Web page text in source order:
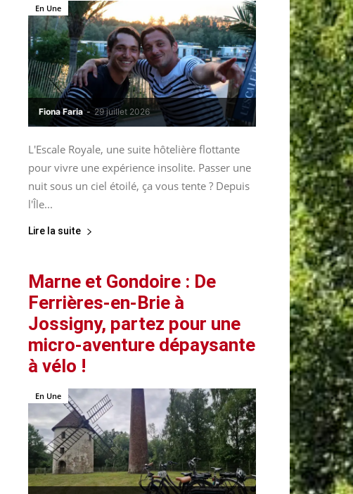
Fiona Faria - 29 juillet 2026
En Une
L'Escale Royale, une suite hôtelière flottante
pour vivre une expérience insolite. Passer une
nuit sous un ciel étoilé, ça vous tente ? Depuis
l'Île...
Lire la suite
Marne et Gondoire : De
Ferrières-en-Brie à
Jossigny, partez pour une
micro-aventure dépaysante
à vélo !
En Une